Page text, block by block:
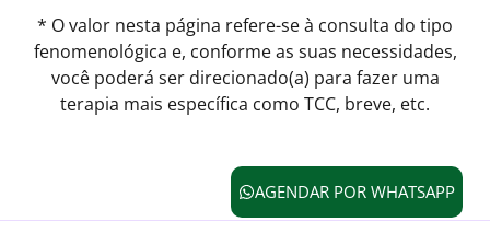
* O valor nesta página refere-se à consulta do tipo
fenomenológica e, conforme as suas necessidades,
você poderá ser direcionado(a) para fazer uma
terapia mais específica como TCC, breve, etc.
AGENDAR POR WHATSAPP